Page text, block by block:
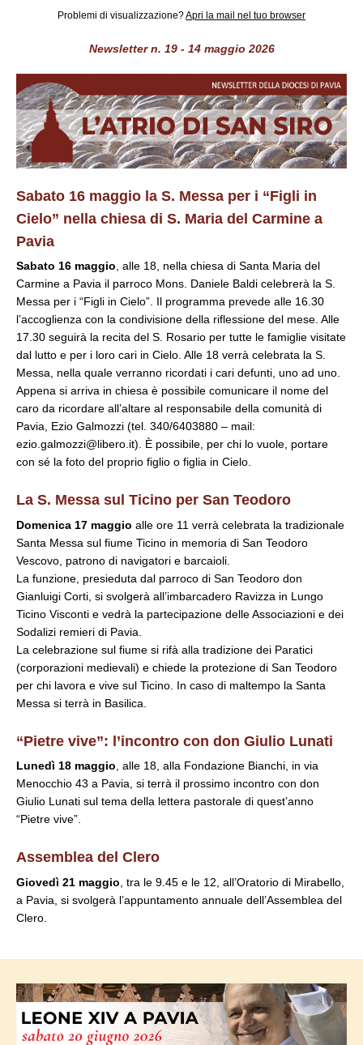
Problemi di visualizzazione?Apri la mail nel tuo browser
Newsletter n. 19 - 14 maggio 2026
Sabato 16 maggio la S. Messa per i “Figli in
Cielo” nella chiesa di S. Maria del Carmine a
Pavia
Sabato 16 maggio, alle 18, nella chiesa di Santa Maria del
Carmine a Pavia il parroco Mons. Daniele Baldi celebrerà la S.
Messa per i “Figli in Cielo”. Il programma prevede alle 16.30
l’accoglienza con la condivisione della riflessione del mese. Alle
17.30 seguirà la recita del S. Rosario per tutte le famiglie visitate
dal lutto e per i loro cari in Cielo. Alle 18 verrà celebrata la S.
Messa, nella quale verranno ricordati i cari defunti, uno ad uno.
Appena si arriva in chiesa è possibile comunicare il nome del
caro da ricordare all’altare al responsabile della comunità di
Pavia, Ezio Galmozzi (tel. 340/6403880 – mail:
ezio.galmozzi@libero.it). È possibile, per chi lo vuole, portare
con sé la foto del proprio figlio o figlia in Cielo.
La S. Messa sul Ticino per San Teodoro
Domenica 17 maggio alle ore 11 verrà celebrata la tradizionale
Santa Messa sul fiume Ticino in memoria di San Teodoro
Vescovo, patrono di navigatori e barcaioli.
La funzione, presieduta dal parroco di San Teodoro don
Gianluigi Corti, si svolgerà all’imbarcadero Ravizza in Lungo
Ticino Visconti e vedrà la partecipazione delle Associazioni e dei
Sodalizi remieri di Pavia.
La celebrazione sul fiume si rifà alla tradizione dei Paratici
(corporazioni medievali) e chiede la protezione di San Teodoro
per chi lavora e vive sul Ticino. In caso di maltempo la Santa
Messa si terrà in Basilica.
“Pietre vive”: l’incontro con don Giulio Lunati
Lunedì 18 maggio , alle 18, alla Fondazione Bianchi, in via
Menocchio 43 a Pavia, si terrà il prossimo incontro con don
Giulio Lunati sul tema della lettera pastorale di quest’anno
“Pietre vive”.
Assemblea del Clero
Giovedì 21 maggio , tra le 9.45 e le 12, all’Oratorio di Mirabello,
a Pavia, si svolgerà l’appuntamento annuale dell’Assemblea del
Clero.